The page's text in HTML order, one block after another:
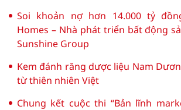
Soi khoản nợ hơn 14.000 tỷ
Homes – Nhà phát triển bất động
Sunshine Group
Kem đánh răng dược liệu Nam
từ thiên nhiên Việt
Chung kết cuộc thi “Bản lĩnh